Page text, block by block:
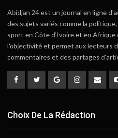
Abidjan 24 est un journal en ligne
des sujets variés comme la
sport en Côte d'Ivoire et en
l'objectivité et permet aux lecteurs
commentaires et des partages
Choix De La Rédaction